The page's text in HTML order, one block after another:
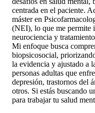
centrada en el paciente.
máster en
(NEI), lo que me permite
neurociencia y
Mi enfoque busca
biopsicosocial,
la evidencia y ajustado a
personas adultas que
depresión, trastornos del
otros. Si estás buscando
para trabajar tu salud